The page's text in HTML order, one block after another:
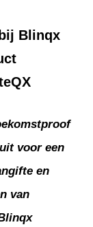
Blinqx
voor een
en
van